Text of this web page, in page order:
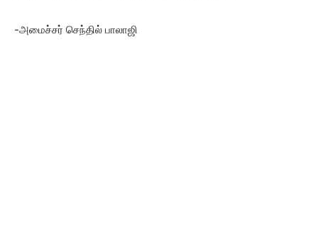
-அமைச்சர் செந்தில் பாலாஜி